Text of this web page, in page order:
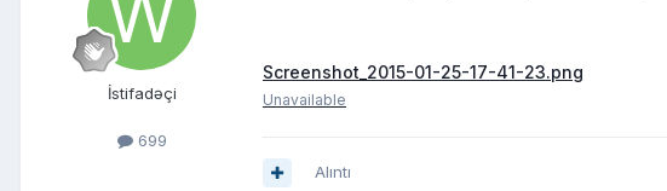
İstifadəçi
699
Screenshot_2015-01-25-17-41-23.png
Unavailable
Alıntı